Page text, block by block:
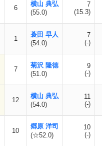
6
横山 典弘
(55.0)
7
(15.3)
1
蓑田 早人
(54.0)
7
(-)
7
菊沢 隆徳
(51.0)
9
(-)
12
横山 典弘
(54.0)
11
(-)
10
郷原 洋司
(☆52.0)
10
(-)